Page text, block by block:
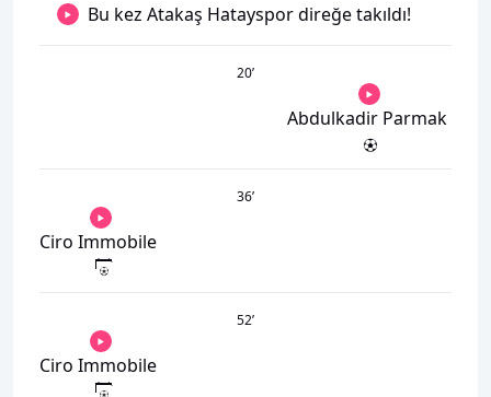
Bu kez Atakaş Hatayspor direğe takıldı!
20’
Abdulkadir Parmak
36’
Ciro Immobile
52’
Ciro Immobile